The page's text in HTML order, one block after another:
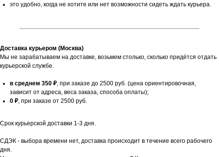
это удобно, когда не хотите или нет возможности сидеть ждать курьера.
Доставка курьером (Москва)
Мы не зарабатываем на доставке, возьмем столько, сколько придётся отдать
курьерской службе.
в среднем 350 ₽, при заказе до 2500 руб. (цена ориентировочная,
зависит от адреса, веса заказа, способа оплаты);
0 ₽, при заказе от 2500 руб.
Срок курьерской доставки 1-3 дня.
СДЭК - выбора времени нет, доставка происходит в течение всего рабочего
дня.